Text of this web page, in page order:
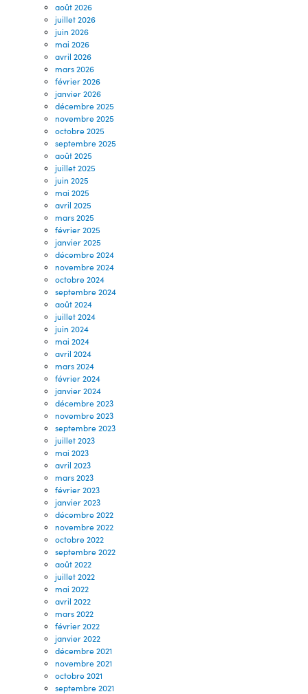
août 2026
juillet 2026
juin 2026
mai 2026
avril 2026
mars 2026
février 2026
janvier 2026
décembre 2025
novembre 2025
octobre 2025
septembre 2025
août 2025
juillet 2025
juin 2025
mai 2025
avril 2025
mars 2025
février 2025
janvier 2025
décembre 2024
novembre 2024
octobre 2024
septembre 2024
août 2024
juillet 2024
juin 2024
mai 2024
avril 2024
mars 2024
février 2024
janvier 2024
décembre 2023
novembre 2023
septembre 2023
juillet 2023
mai 2023
avril 2023
mars 2023
février 2023
janvier 2023
décembre 2022
novembre 2022
octobre 2022
septembre 2022
août 2022
juillet 2022
mai 2022
avril 2022
mars 2022
février 2022
janvier 2022
décembre 2021
novembre 2021
octobre 2021
septembre 2021